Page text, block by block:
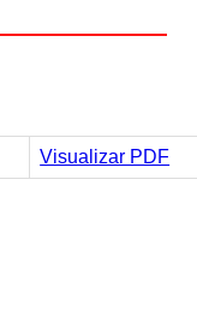
Visualizar PDF